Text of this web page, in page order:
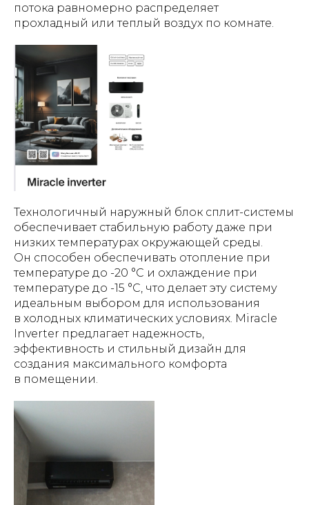
потока равномерно распределяет
прохладный или теплый воздух по комнате.
Технологичный наружный блок сплит-системы
обеспечивает стабильную работу даже при
низких температурах окружающей среды.
Он способен обеспечивать отопление при
температуре до -20 °C и охлаждение при
температуре до -15 °C, что делает эту систему
идеальным выбором для использования
в холодных климатических условиях. Miracle
Inverter предлагает надежность,
эффективность и стильный дизайн для
создания максимального комфорта
в помещении.